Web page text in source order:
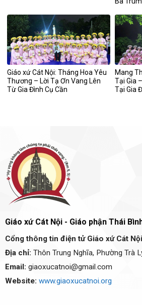
Giáo xứ Cát Nội: Tháng Hoa Yêu
Thương – Lời Tạ Ơn Vang Lên
Từ Gia Đình Cụ Cần
Mang
Tại Gia
Tại Gia
Giáo xứ Cát Nội - Giáo phận Thái
Cổng thông tin điện tử Giáo xứ Cát Nội
Địa chỉ: Thôn Trung Nghĩa, Phường Trà
Email: giaoxucatnoi@gmail.com
Website: www.giaoxucatnoi.org